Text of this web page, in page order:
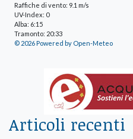
Raffiche di vento: 9.1 m/s
UV-Index: 0
Alba: 6:15
Tramonto: 20:33
© 2026 Powered by Open-Meteo
Articoli recenti